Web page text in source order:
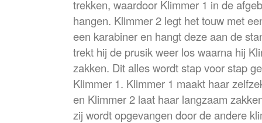
trekken, waardoor Klimmer 1 in de
hangen. Klimmer 2 legt het touw met
een karabiner en hangt deze aan de
trekt hij de prusik weer los waarna hij
zakken. Dit alles wordt stap voor stap
Klimmer 1. Klimmer 1 maakt haar
en Klimmer 2 laat haar langzaam
zij wordt opgevangen door de andere